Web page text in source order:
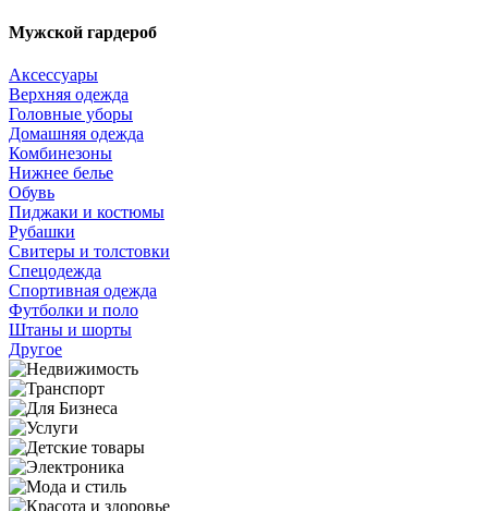
Мужской гардероб
Аксессуары
Верхняя одежда
Головные уборы
Домашняя одежда
Комбинезоны
Нижнее белье
Обувь
Пиджаки и костюмы
Рубашки
Свитеры и толстовки
Спецодежда
Спортивная одежда
Футболки и поло
Штаны и шорты
Другое